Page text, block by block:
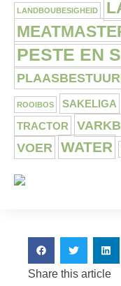
LANDBOUBESIGHEID
PESTE EN
ROOIBOS SAKELIGA
TRACTOR
VOER
WATER
Share this article